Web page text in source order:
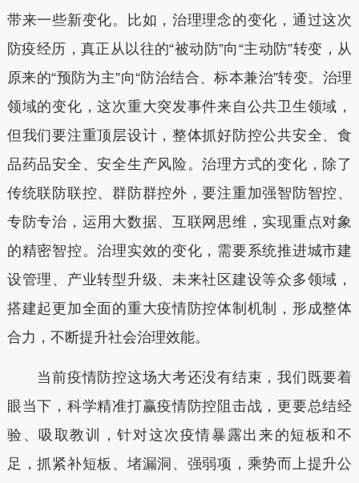
带来一些新变化。比如，治理理念的变化，通过这次
防疫经历，真正从以往的“被动防”向“主动防”转变，从
原来的“预防为主”向“防治结合、标本兼治”转变。治理
领域的变化，这次重大突发事件来自公共卫生领域，
但我们要注重顶层设计，整体抓好防控公共安全、食
品药品安全、安全生产风险。治理方式的变化，除了
传统联防联控、群防群控外，要注重加强智防智控、
专防专治，运用大数据、互联网思维，实现重点对象
的精密智控。治理实效的变化，需要系统推进城市建
设管理、产业转型升级、未来社区建设等众多领域，
搭建起更加全面的重大疫情防控体制机制，形成整体
合力，不断提升社会治理效能。
当前疫情防控这场大考还没有结束，我们既要着
眼当下，科学精准打赢疫情防控阻击战，更要总结经
验、吸取教训，针对这次疫情暴露出来的短板和不
足，抓紧补短板、堵漏洞、强弱项，乘势而上提升公